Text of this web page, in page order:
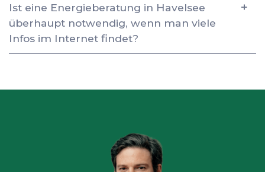
Ist eine Energieberatung in Havelsee
überhaupt notwendig, wenn man viele
Infos im Internet findet?